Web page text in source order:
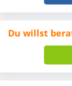
Du willst